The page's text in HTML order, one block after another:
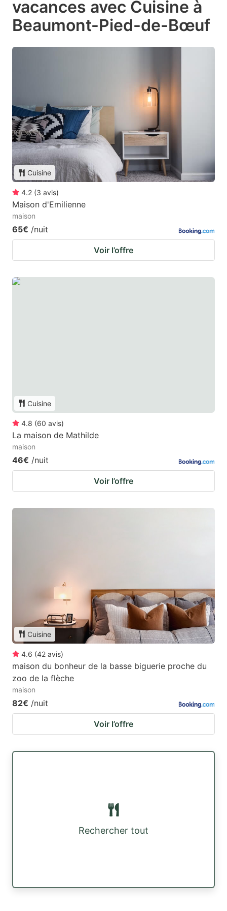
vacances avec Cuisine à
Beaumont-Pied-de-Bœuf
Cuisine
4.2 (3 avis)
Maison d'Emilienne
maison
65€ /nuit
Voir l’offre
Cuisine
4.8 (60 avis)
La maison de Mathilde
maison
46€ /nuit
Voir l’offre
Cuisine
4.6 (42 avis)
maison du bonheur de la basse biguerie proche du
zoo de la flèche
maison
82€ /nuit
Voir l’offre
Rechercher tout